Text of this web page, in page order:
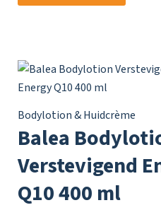
Bodylotion & Huidcrème
Balea
Verstevigend
Q10 400 ml